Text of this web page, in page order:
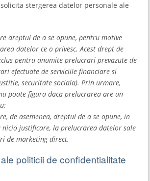
stergerea datelor personale ale
dreptul de a se opune, pentru motive
datelor ce o privesc. Acest drept de
pentru anumite prelucrari prevazute de
efectuate de serviciile financiare si
securitate sociala). Prin urmare,
poate figura daca prelucrarea are un
de asemenea, dreptul de a se opune, in
justificare, la prelucrarea datelor sale
de marketing direct.
politicii de confidentialitate